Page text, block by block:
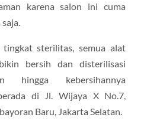
karena salon ini cuma
sterilitas, semua alat
bersih dan disterilisasi
hingga kebersihannya
di Jl. Wijaya X No.7,
Baru, Jakarta Selatan.